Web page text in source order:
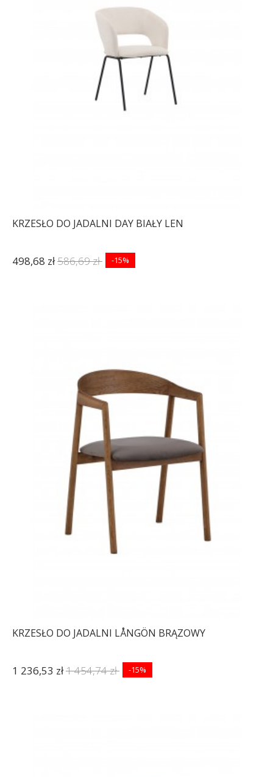
KRZESŁO DO JADALNI DAY BIAŁY LEN
498,68 zł586,69 zł -15%
KRZESŁO DO JADALNI LÅNGÖN BRĄZOWY
1 236,53 zł1 454,74 zł -15%